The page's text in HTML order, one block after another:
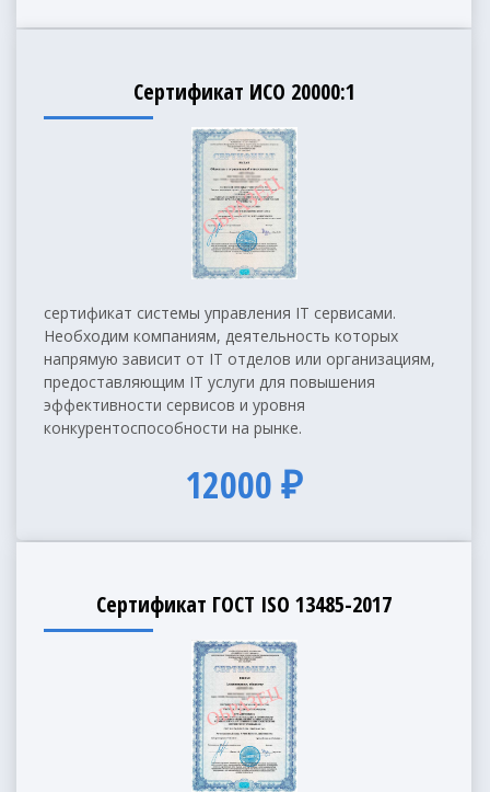
Сертификат ИСО 20000:1
сертификат системы управления IT сервисами.
Необходим компаниям, деятельность которых
напрямую зависит от IT отделов или организациям,
предоставляющим IT услуги для повышения
эффективности сервисов и уровня
конкурентоспособности на рынке.
12000 ₽
Сертификат ГОСТ ISO 13485-2017